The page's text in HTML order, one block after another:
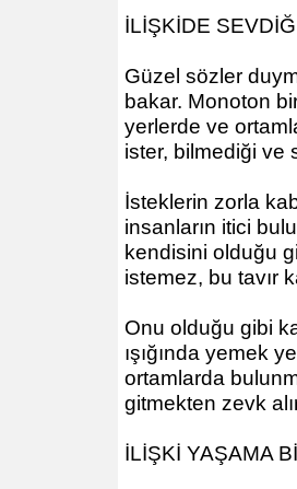
İLİŞKİDE
Güzel sözler
bakar. Monoton
yerlerde ve
ister, bilmediği ve
İsteklerin zorla
insanların itici
kendisini olduğu
istemez, bu tavır
Onu olduğu gibi
ışığında yemek
ortamlarda
gitmekten zevk
İLİŞKİ YAŞAMA